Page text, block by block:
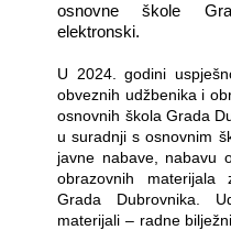
osnovne škole
elektronski.
U 2024. godini
obveznih udžbenika i
osnovnih škola Grada
u suradnji s osnovnim
javne nabave, nabavu
obrazovnih
Grada Dubrovnika.
materijali – radne